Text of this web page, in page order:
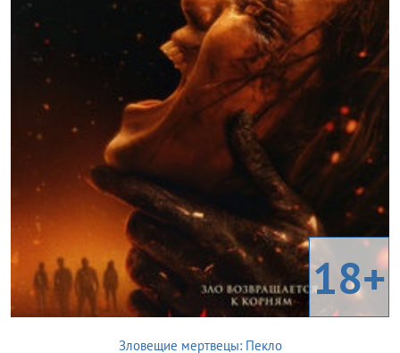
18+
Зловещие мертвецы: Пекло